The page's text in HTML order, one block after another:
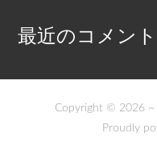
最近のコメント
Copyright © 2026 ~
Proudly